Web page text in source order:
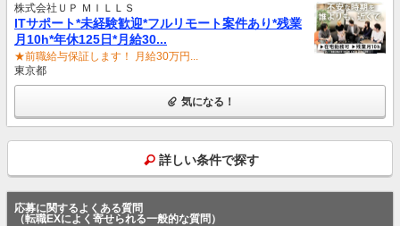
株式会社ＵＰ ＭＩＬＬＳ
ITサポート*未経験歓迎*フルリモート案件あり*残業
月10h*年休125日*月給30...
★前職給与保証します！ 月給30万円...
東京都
気になる！
詳しい条件で探す
応募に関するよくある質問
（転職EXによく寄せられる一般的な質問）